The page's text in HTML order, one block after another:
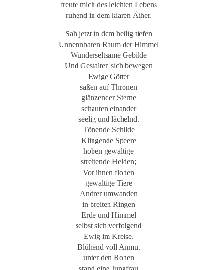
freute mich des leichten Lebens
ruhend in dem klaren Äther.
Sah jetzt in dem heilig tiefen
Unnennbaren Raum der Himmel
Wunderseltsame Gebilde
Und Gestalten sich bewegen
Ewige Götter
saßen auf Thronen
glänzender Sterne
schauten einander
seelig und lächelnd.
Tönende Schilde
Klingende Speere
hoben gewaltige
streitende Helden;
Vor ihnen flohen
gewaltige Tiere
Andrer umwanden
in breiten Ringen
Erde und Himmel
selbst sich verfolgend
Ewig im Kreise.
Blühend voll Anmut
unter den Rohen
stand eine Jungfrau